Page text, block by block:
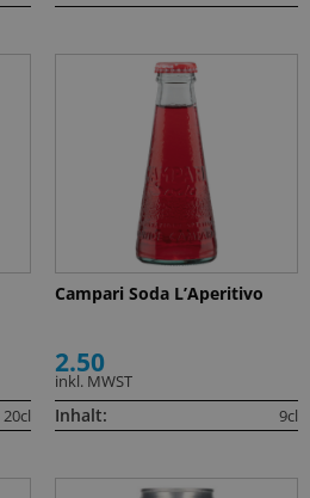
20cl
Campari Soda L’Aperitivo
2.50
inkl. MWST
Inhalt: 9cl